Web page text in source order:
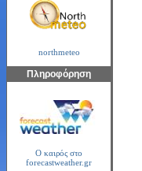
northmeteo
Πληροφόρηση
Ο καιρός στο
forecastweather.gr